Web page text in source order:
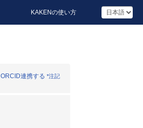
KAKENの使い方
ORCID連携する *注記